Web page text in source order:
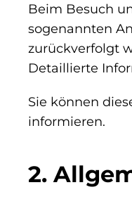
Beim Besuch
sogenannten
zurückverfolgt
Detaillierte
Sie können
informieren.
2.